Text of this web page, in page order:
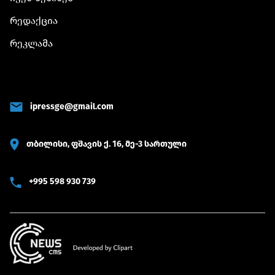
რედაქცია
რეკლამა
ipressge@gmail.com
თბილისი, ფშავის ქ. 16, მე-3 სართული
+995 598 930 739